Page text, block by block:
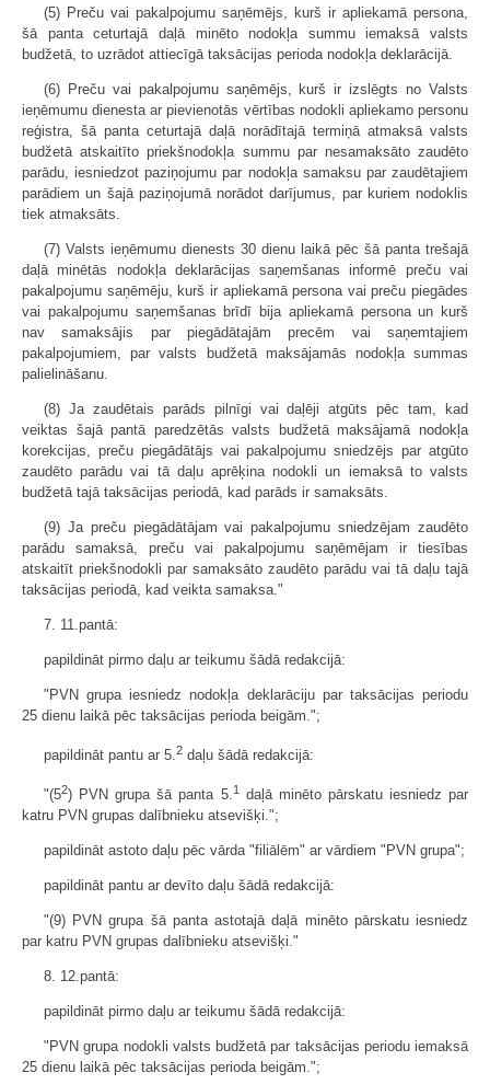
(5) Preču vai pakalpojumu saņēmējs, kurš ir apliekamā persona,
šā panta ceturtajā daļā minēto nodokļa summu iemaksā valsts
budžetā, to uzrādot attiecīgā taksācijas perioda nodokļa deklarācijā.
(6) Preču vai pakalpojumu saņēmējs, kurš ir izslēgts no Valsts
ieņēmumu dienesta ar pievienotās vērtības nodokli apliekamo personu
reģistra, šā panta ceturtajā daļā norādītajā termiņā atmaksā valsts
budžetā atskaitīto priekšnodokļa summu par nesamaksāto zaudēto
parādu, iesniedzot paziņojumu par nodokļa samaksu par zaudētajiem
parādiem un šajā paziņojumā norādot darījumus, par kuriem nodoklis
tiek atmaksāts.
(7) Valsts ieņēmumu dienests 30 dienu laikā pēc šā panta trešajā
daļā minētās nodokļa deklarācijas saņemšanas informē preču vai
pakalpojumu saņēmēju, kurš ir apliekamā persona vai preču piegādes
vai pakalpojumu saņemšanas brīdī bija apliekamā persona un kurš
nav samaksājis par piegādātajām precēm vai saņemtajiem
pakalpojumiem, par valsts budžetā maksājamās nodokļa summas
palielināšanu.
(8) Ja zaudētais parāds pilnīgi vai daļēji atgūts pēc tam, kad
veiktas šajā pantā paredzētās valsts budžetā maksājamā nodokļa
korekcijas, preču piegādātājs vai pakalpojumu sniedzējs par atgūto
zaudēto parādu vai tā daļu aprēķina nodokli un iemaksā to valsts
budžetā tajā taksācijas periodā, kad parāds ir samaksāts.
(9) Ja preču piegādātājam vai pakalpojumu sniedzējam zaudēto
parādu samaksā, preču vai pakalpojumu saņēmējam ir tiesības
atskaitīt priekšnodokli par samaksāto zaudēto parādu vai tā daļu tajā
taksācijas periodā, kad veikta samaksa."
7. 11.pantā:
papildināt pirmo daļu ar teikumu šādā redakcijā:
"PVN grupa iesniedz nodokļa deklarāciju par taksācijas periodu
25 dienu laikā pēc taksācijas perioda beigām.";
papildināt pantu ar 5.2 daļu šādā redakcijā:
"(52) PVN grupa šā panta 5.1daļā minēto pārskatu iesniedz par
katru PVN grupas dalībnieku atsevišķi.";
papildināt astoto daļu pēc vārda "filiālēm" ar vārdiem "PVN grupa";
papildināt pantu ar devīto daļu šādā redakcijā:
"(9) PVN grupa šā panta astotajā daļā minēto pārskatu iesniedz
par katru PVN grupas dalībnieku atsevišķi."
8. 12.pantā:
papildināt pirmo daļu ar teikumu šādā redakcijā:
"PVN grupa nodokli valsts budžetā par taksācijas periodu iemaksā
25 dienu laikā pēc taksācijas perioda beigām.";